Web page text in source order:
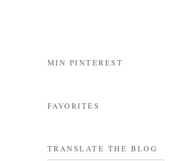
MIN PINTEREST
FAVORITES
TRANSLATE THE BLOG